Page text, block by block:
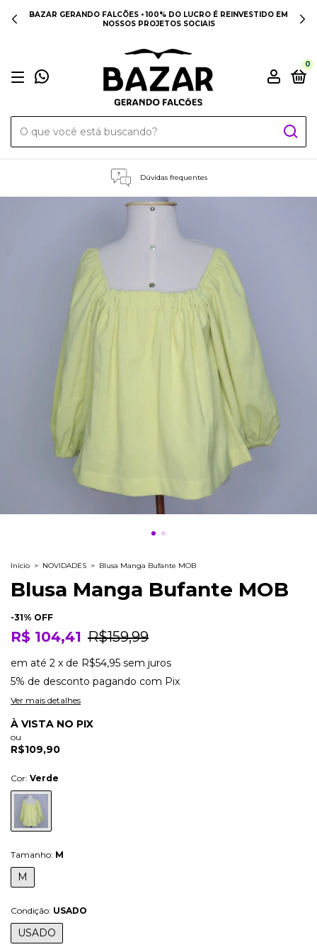
BAZAR GERANDO FALCÕES • 100% DO LUCRO É REINVESTIDO EM
NOSSOS PROJETOS SOCIAIS
0
Dúvidas frequentes
Início > NOVIDADES > Blusa Manga Bufante MOB
Blusa Manga Bufante MOB
-31% OFF
R$ 104,41 R$159,99
em até 2 x de R$54,95 sem juros
5% de desconto pagando com Pix
Ver mais detalhes
À VISTA NO PIX
ou
R$109,90
Cor: Verde
Tamanho: M
M
Condição: USADO
USADO